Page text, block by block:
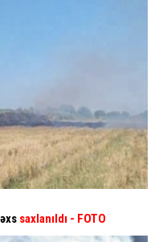
saxlanıldı - FOTO